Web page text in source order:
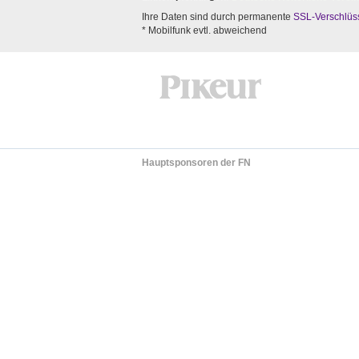
Ihre Daten sind durch permanente SSL-
* Mobilfunk evtl. abweichend
Hauptsponsoren der FN